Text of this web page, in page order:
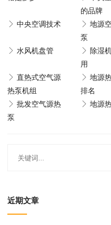
的品牌
中央空调技术
地源
泵
水风机盘管
除湿
用
直热式空气源
热泵机组
地源
排名
批发空气源热
泵
地源
近期文章